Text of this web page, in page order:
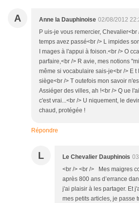
A Anne la Dauphinoise 02/08/2012
P uis-je vous remercier, Chevalier<br
temps avez passé<br /> L impides
I mages à l'appui à foison.<br /> O
parfaire,<br /> R avie, mes notions
même si vocabulaire sais-je<br /> E t
siège<br /> T outefois mon savoir
Assiéger des villes, ah !<br /> Q ue
c'est vrai...<br /> U niquement, le
chaud, protégée !
Répondre
L Le Chevalier Dauphinois
<br /> <br /> Mes maigres
après 800 ans d’errance
j'ai plaisir à les partager. Et
mes petits articles, je passe